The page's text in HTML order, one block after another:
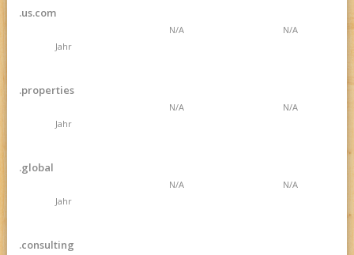
.us.com
Jahr
N/A N/A
.properties
Jahr
N/A N/A
.global
Jahr
N/A N/A
.consulting